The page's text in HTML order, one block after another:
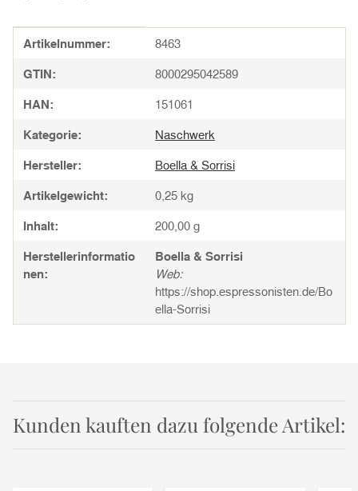
Produkteigenschaft
Wert
Artikelnummer: 8463
GTIN: 8000295042589
HAN: 151061
Kategorie: Naschwerk
Hersteller: Boella & Sorrisi
Artikelgewicht: 0,25 kg
Inhalt: 200,00 g
Herstellerinformatio
nen:
Boella & Sorrisi
Web:
https://shop.espressonisten.de/Bo
ella-Sorrisi
Kunden kauften dazu folgende Artikel: